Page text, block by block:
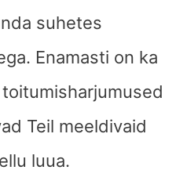
suhetes
Enamasti on ka
Teil meeldivaid
luua.